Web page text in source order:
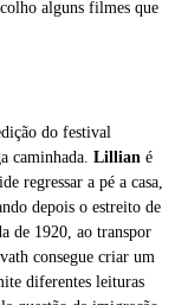
alguns filmes que
do festival
caminhada. Lillian é
regressar a pé a casa,
depois o estreito de
de 1920, ao transpor
consegue criar um
diferentes leituras